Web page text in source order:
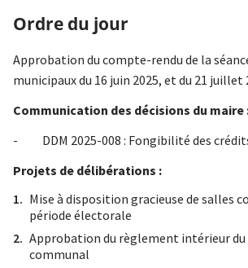
Ordre du jour
Approbation du compte-rendu de la
municipaux du 16 juin 2025, et du 21 juillet
Communication des décisions du maire
- DDM 2025-008 : Fongibilité des
Projets de délibérations :
Mise à disposition gracieuse de salles
période électorale
Approbation du règlement intérieur
communal